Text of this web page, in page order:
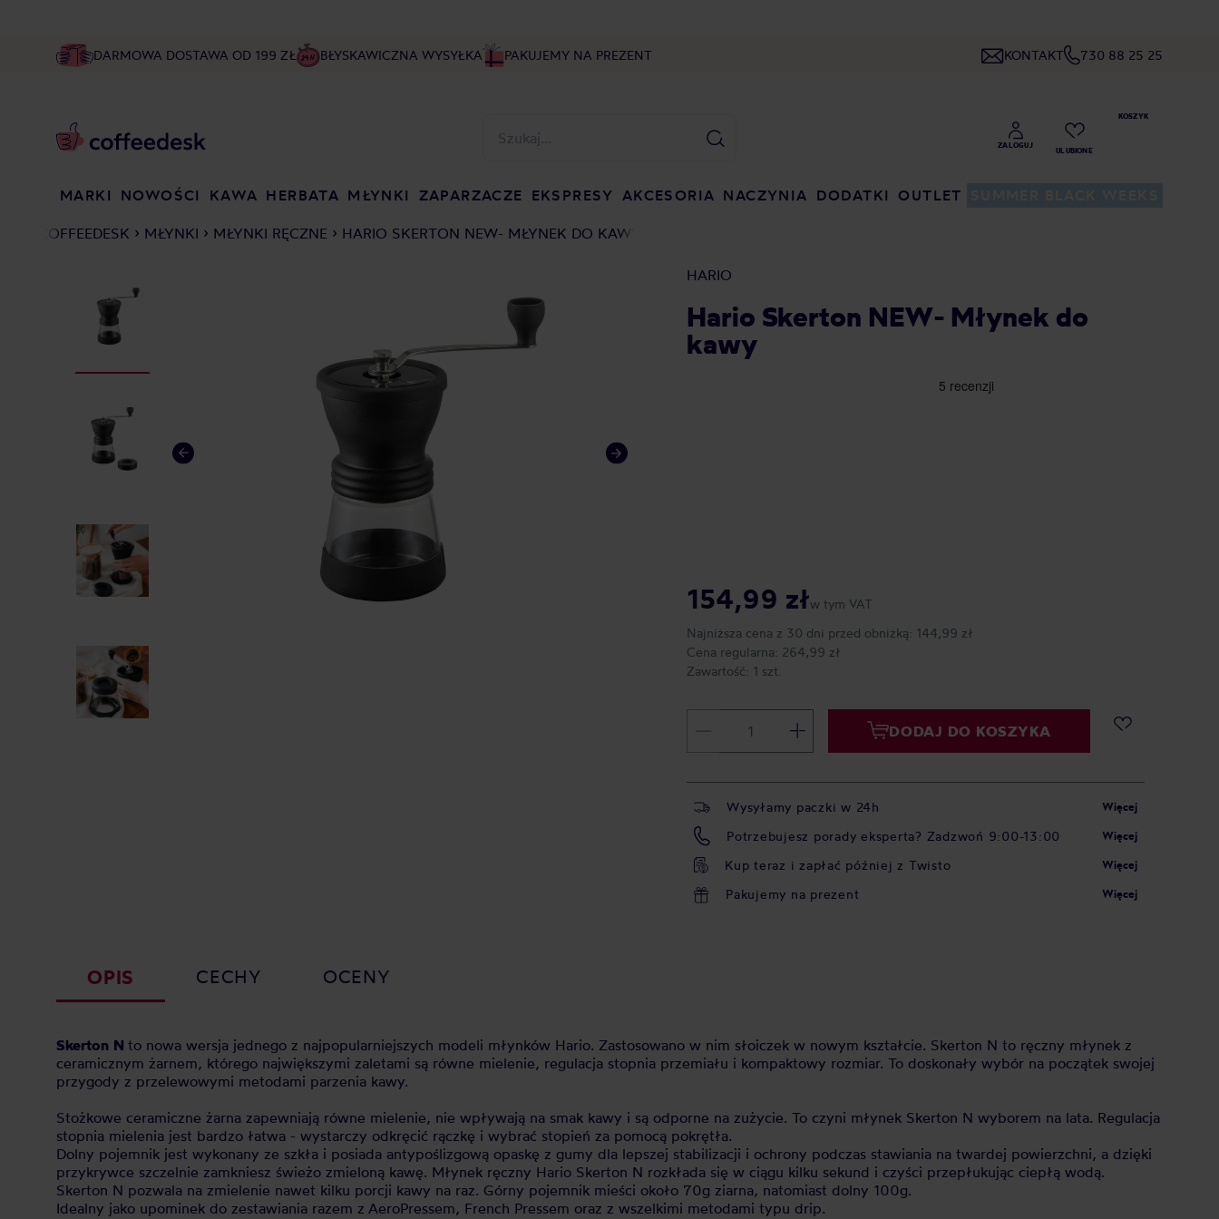
DARMOWA DOSTAWA OD 199 ZŁ BŁYSKAWICZNA WYSYŁKA PAKUJEMY NA PREZENT KONTAKT 730 88 25 25
MARKI NOWOŚCI KAWA HERBATA MŁYNKI ZAPARZACZE EKSPRESY AKCESORIA NACZYNIA DODATKI OUTLET
COFFEEDESK MŁYNKI MŁYNKI RĘCZNE HARIO SKERTON NEW- MŁYNEK DO KAWY
HARIO
Hario Skerton NEW- Młynek do
kawy
154,99 złw tym VAT
Najniższa cena z 30 dni przed obniżką: 144,99 zł
Cena regularna: 264,99 zł
Zawartość: 1 szt.
DODAJ DO KOSZYKA
Wysyłamy paczki w 24h Więcej
Potrzebujesz porady eksperta? Zadzwoń 9:00-13:00 Więcej
Kup teraz i zapłać później z Twisto Więcej
Pakujemy na prezent Więcej
OPIS CECHY OCENY
Skerton N to nowa wersja jednego z najpopularniejszych modeli młynków Hario. Zastosowano w nim słoiczek w nowym kształcie. Skerton N to ręczny młynek z
ceramicznym żarnem, którego największymi zaletami są równe mielenie, regulacja stopnia przemiału i kompaktowy rozmiar. To doskonały wybór na początek swojej
przygody z przelewowymi metodami parzenia kawy.
Stożkowe ceramiczne żarna zapewniają równe mielenie, nie wpływają na smak kawy i są odporne na zużycie. To czyni młynek Skerton N wyborem na lata. Regulacja
stopnia mielenia jest bardzo łatwa - wystarczy odkręcić rączkę i wybrać stopień za pomocą pokrętła.
Dolny pojemnik jest wykonany ze szkła i posiada antypoślizgową opaskę z gumy dla lepszej stabilizacji i ochrony podczas stawiania na twardej powierzchni, a dzięki
przykrywce szczelnie zamkniesz świeżo zmieloną kawę. Młynek ręczny Hario Skerton N rozkłada się w ciągu kilku sekund i czyści przepłukując ciepłą wodą.
Skerton N pozwala na zmielenie nawet kilku porcji kawy na raz. Górny pojemnik mieści około 70g ziarna, natomiast dolny 100g.
Idealny jako upominek do zestawiania razem z AeroPressem, French Pressem oraz z wszelkimi metodami typu drip.